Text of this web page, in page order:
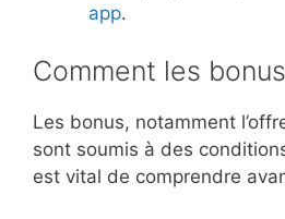
app.
Comment les
Les bonus, notamment
sont soumis à des
est vital de comprendre